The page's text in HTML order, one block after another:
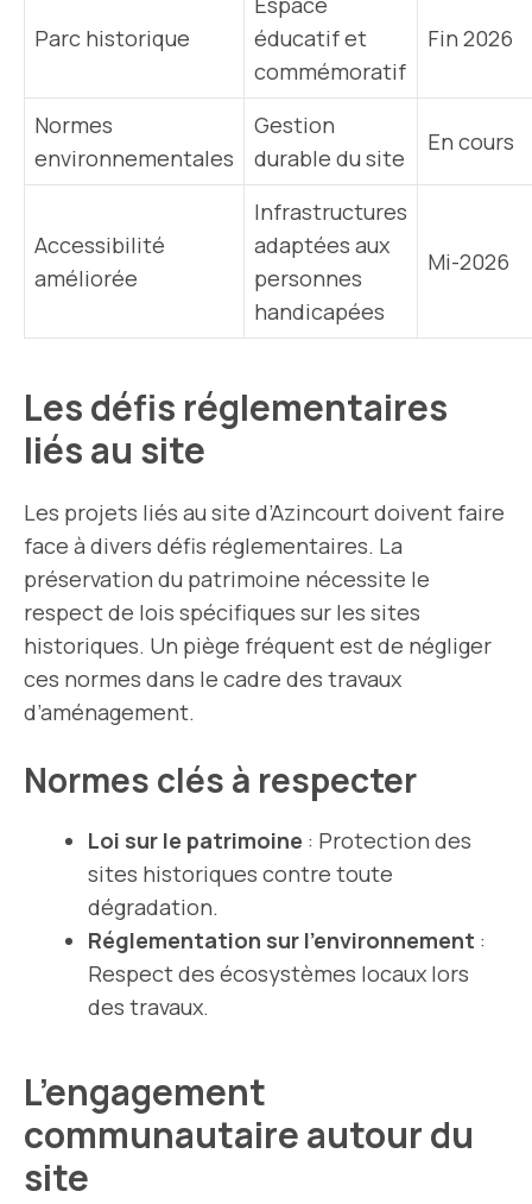
Parc historique
éducatif et
commémoratif
Fin 2026
Normes
environnementales
Gestion
durable du site
En cours
Accessibilité
améliorée
Infrastructures
adaptées aux
personnes
handicapées
Mi-2026
Les défis réglementaires
liés au site
Les projets liés au site d’Azincourt doivent faire
face à divers défis réglementaires. La
préservation du patrimoine nécessite le
respect de lois spécifiques sur les sites
historiques. Un piège fréquent est de négliger
ces normes dans le cadre des travaux
d’aménagement.
Normes clés à respecter
Loi sur le patrimoine : Protection des
sites historiques contre toute
dégradation.
Réglementation sur l’environnement :
Respect des écosystèmes locaux lors
des travaux.
L’engagement
communautaire autour du
site